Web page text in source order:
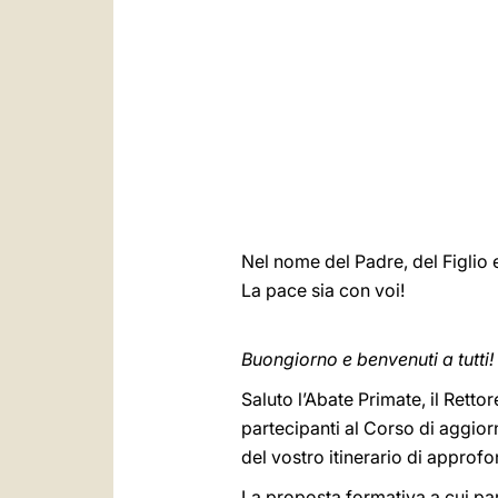
Nel nome del Padre, del Figlio
La pace sia con voi!
Buongiorno e benvenuti a tutti!
Saluto l’Abate Primate, il
partecipanti al Corso di
del vostro itinerario di